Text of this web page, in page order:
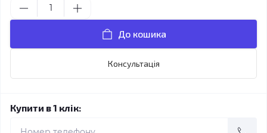
До кошика
Консультація
Купити в 1 клік: